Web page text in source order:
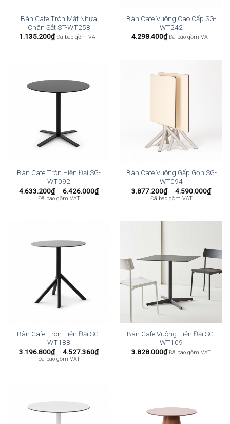
Bàn Cafe Tròn Mặt Nhựa
Chân Sắt ST-WT258
1.135.200₫ Đã bao gồm VAT
Bàn Cafe Vuông Cao Cấp SG-
WT242
4.298.400₫ Đã bao gồm VAT
Bàn Cafe Tròn Hiện Đại SG-
WT092
4.633.200₫ – 6.426.000₫Khoảng
giá:
Đã bao gồm VAT
Bàn Cafe Vuông Gấp Gọn SG-
WT094
3.877.200₫ – 4.590.000₫
giá:
Đã bao gồm VAT
Bàn Cafe Tròn Hiện Đại SG-
WT188
3.196.800₫ – 4.527.360₫Khoảng
giá:
Đã bao gồm VAT
Bàn Cafe Vuông Hiện Đại SG-
WT109
3.828.000₫ Đã bao gồm VAT